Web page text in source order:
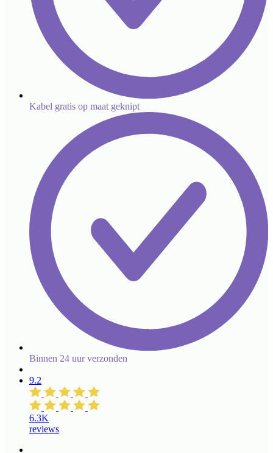
Kabel gratis op maat geknipt
Binnen 24 uur verzonden
9.2
6.3K
reviews